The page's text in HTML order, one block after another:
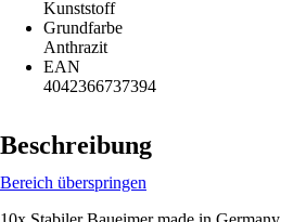
Kunststoff
Grundfarbe
Anthrazit
EAN
4042366737394
Beschreibung
Bereich überspringen